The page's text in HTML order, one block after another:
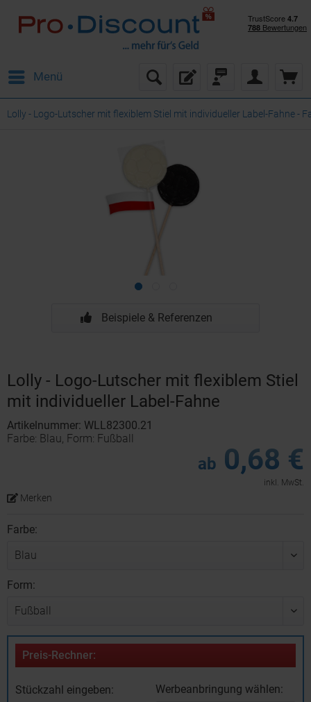
Menü
Lolly - Logo-Lutscher mit flexiblem Stiel mit individueller Label-Fahne -
Beispiele & Referenzen
Lolly - Logo-Lutscher mit flexiblem Stiel
mit individueller Label-Fahne
Artikelnummer: WLL82300.21
Farbe: Blau, Form: Fußball
ab 0,68 €
inkl. MwSt.
Merken
Farbe:
Form:
Preis-Rechner:
Stückzahl eingeben: Werbeanbringung wählen: